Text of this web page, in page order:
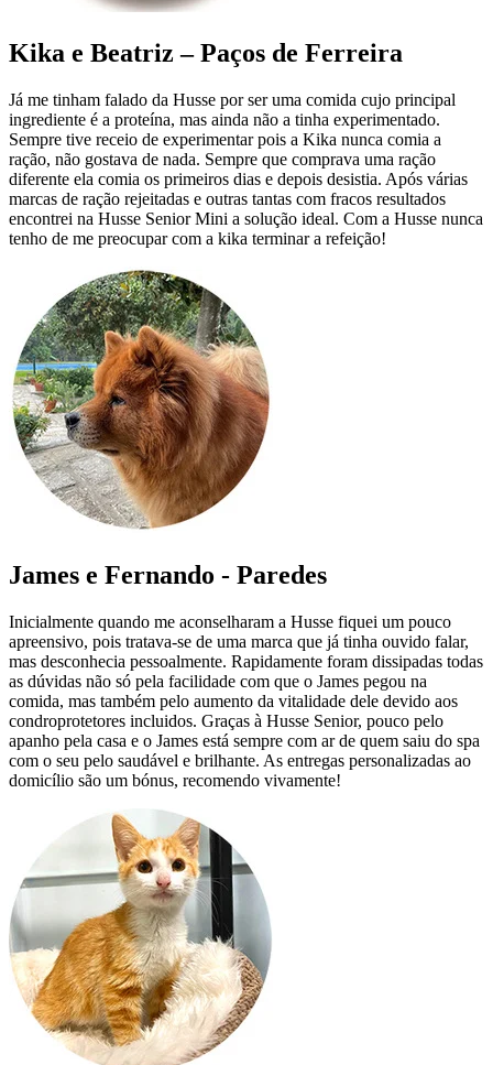
Kika e Beatriz – Paços de Ferreira
Já me tinham falado da Husse por ser uma comida cujo principal
ingrediente é a proteína, mas ainda não a tinha experimentado.
Sempre tive receio de experimentar pois a Kika nunca comia a
ração, não gostava de nada. Sempre que comprava uma ração
diferente ela comia os primeiros dias e depois desistia. Após várias
marcas de ração rejeitadas e outras tantas com fracos resultados
encontrei na Husse Senior Mini a solução ideal. Com a Husse nunca
tenho de me preocupar com a kika terminar a refeição!
James e Fernando - Paredes
Inicialmente quando me aconselharam a Husse fiquei um pouco
apreensivo, pois tratava-se de uma marca que já tinha ouvido falar,
mas desconhecia pessoalmente. Rapidamente foram dissipadas todas
as dúvidas não só pela facilidade com que o James pegou na
comida, mas também pelo aumento da vitalidade dele devido aos
condroprotetores incluidos. Graças à Husse Senior, pouco pelo
apanho pela casa e o James está sempre com ar de quem saiu do spa
com o seu pelo saudável e brilhante. As entregas personalizadas ao
domicílio são um bónus, recomendo vivamente!